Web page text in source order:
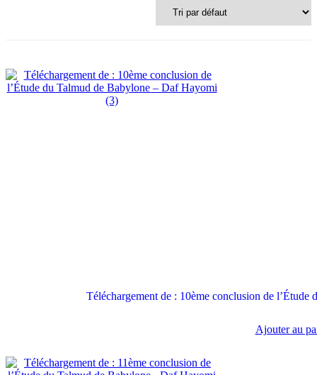
Téléchargement de : 10ème conclusion de
Ajouter au